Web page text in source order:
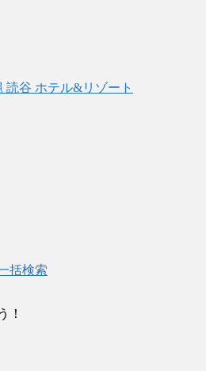
読谷 ホテル&リゾート
括検索
！